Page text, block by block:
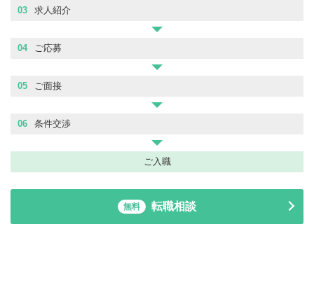
03 求人紹介
04 ご応募
05 ご面接
06 条件交渉
ご入職
無料 転職相談